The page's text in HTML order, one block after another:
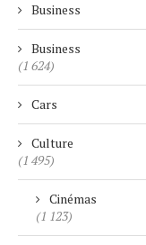
Business
Business
(1 624)
Cars
Culture
(1 495)
Cinémas
(1 123)